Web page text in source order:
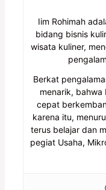
Iim Rohimah
bidang bisnis
wisata kuliner,
Berkat
menarik, bahwa
cepat
karena itu,
terus belajar dan
pegiat Usaha,